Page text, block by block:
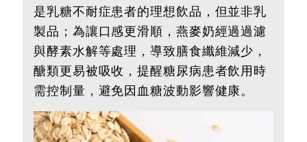
是乳糖不耐症患者的理想飲品，但並非乳
製品；為讓口感更滑順，燕麥奶經過過濾
與酵素水解等處理，導致膳食纖維減少，
醣類更易被吸收，提醒糖尿病患者飲用時
需控制量，避免因血糖波動影響健康。